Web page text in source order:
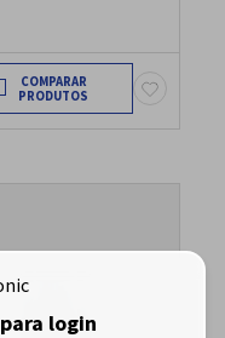
login
COMPARAR